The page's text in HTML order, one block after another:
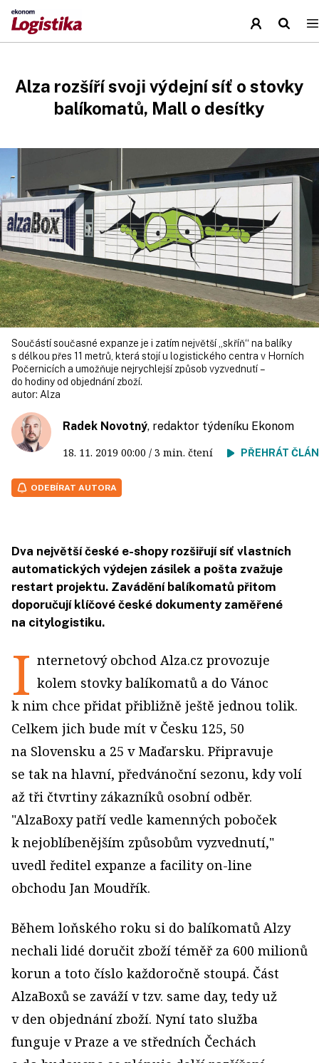
Alza rozšíří svoji výdejní síť o stovky
balíkomatů, Mall o desítky
Součástí současné expanze je i zatím největší „skříň“ na balíky
s délkou přes 11 metrů, která stojí u logistického centra v Horních
Počernicích a umožňuje nejrychlejší způsob vyzvednutí –
do hodiny od objednání zboží.
autor: Alza
Radek Novotný, redaktor týdeníku Ekonom
18. 11. 2019 00:00 / 3 min. čtení PŘEHRÁT
ODEBÍRAT AUTORA
Dva největší české e­-shopy rozšiřují síť vlastních
automatických výdejen zásilek a pošta zvažuje
restart projektu. Zavádění balíkomatů přitom
doporučují klíčové české dokumenty zaměřené
na citylogistiku.
I nternetový obchod Alza.cz provozuje
kolem stovky balíkomatů a do Vánoc
k nim chce přidat přibližně ještě jednou tolik.
Celkem jich bude mít v Česku 125, 50
na Slovensku a 25 v Maďarsku. Připravuje
se tak na hlavní, předvánoční sezonu, kdy volí
až tři čtvrtiny zákazníků osobní odběr.
"AlzaBoxy patří vedle kamenných poboček
k nejoblíbenějším způsobům vyzvednutí,"
uvedl ředitel expanze a facility on-line
obchodu Jan Moudřík.
Během loňského roku si do balíkomatů Alzy
nechali lidé doručit zboží téměř za 600 milionů
korun a toto číslo každoročně stoupá. Část
AlzaBoxů se zaváží v tzv. same day, tedy už
v den objednání zboží. Nyní tato služba
funguje v Praze a ve středních Čechách